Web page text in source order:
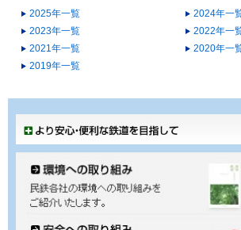
2025年一覧
2024年一
2023年一覧
2022年一
2021年一覧
2020年一
2019年一覧